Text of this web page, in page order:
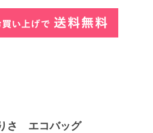
さ エコバッグ